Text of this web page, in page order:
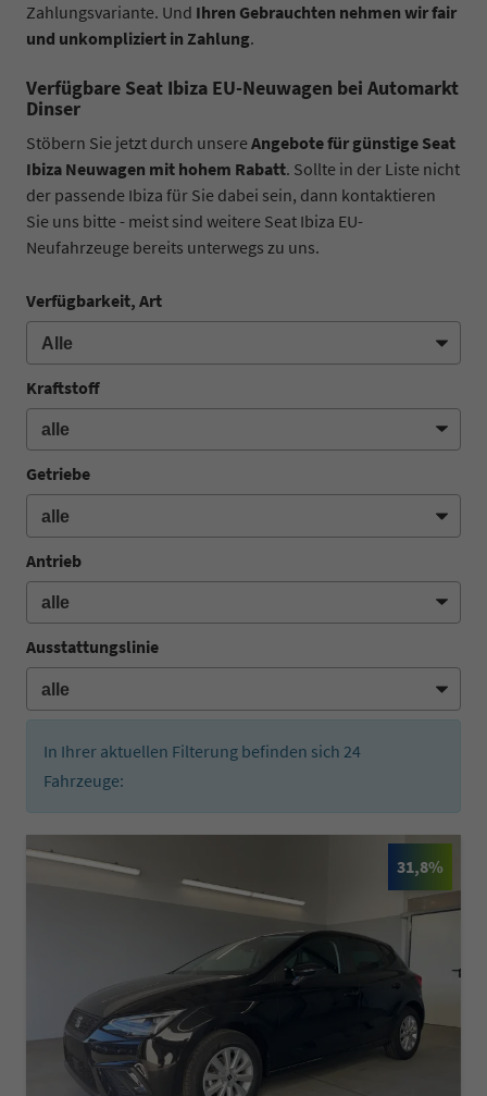
Zahlungsvariante. Und Ihren Gebrauchten nehmen wir fair
und unkompliziert in Zahlung.
Verfügbare Seat Ibiza EU-Neuwagen bei Automarkt
Dinser
Stöbern Sie jetzt durch unsereAngebote für günstige Seat
Ibiza Neuwagen mit hohem Rabatt. Sollte in der Liste nicht
der passende Ibiza für Sie dabei sein, dann kontaktieren
Sie uns bitte - meist sind weitere Seat Ibiza EU-
Neufahrzeuge bereits unterwegs zu uns.
Verfügbarkeit, Art
Kraftstoff
Getriebe
Antrieb
Ausstattungslinie
In Ihrer aktuellen Filterung befinden sich 24
Fahrzeuge:
31,8%